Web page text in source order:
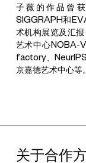
子薇的作品曾
SIGGRAPH和
术机构展览及汇
艺术中心NOBA-
factory、
京嘉德艺术中心等。
关于合作方